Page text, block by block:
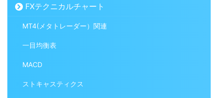
FXテクニカルチャート
MT4(メタトレーダー）関連
一目均衡表
MACD
ストキャスティクス